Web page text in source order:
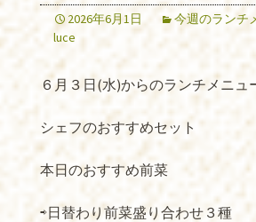
2026年6月1日 今週のランチ
luce
６月３日(水)からのランチメニュ
シェフのおすすめセット
本日のおすすめ前菜
⇨日替わり前菜盛り合わせ３種